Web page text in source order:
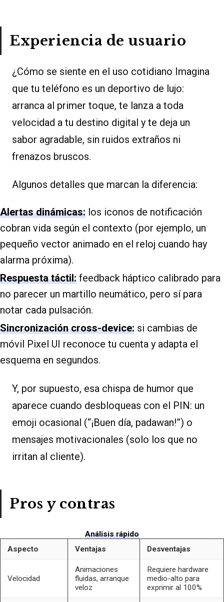
Experiencia de usuario
¿Cómo se siente en el uso cotidiano Imagina
que tu teléfono es un deportivo de lujo:
arranca al primer toque, te lanza a toda
velocidad a tu destino digital y te deja un
sabor agradable, sin ruidos extraños ni
frenazos bruscos.
Algunos detalles que marcan la diferencia:
Alertas dinámicas: los iconos de notificación
cobran vida según el contexto (por ejemplo, un
pequeño vector animado en el reloj cuando hay
alarma próxima).
Respuesta táctil: feedback háptico calibrado para
no parecer un martillo neumático, pero sí para
notar cada pulsación.
Sincronización cross-device: si cambias de
móvil Pixel UI reconoce tu cuenta y adapta el
esquema en segundos.
Y, por supuesto, esa chispa de humor que
aparece cuando desbloqueas con el PIN: un
emoji ocasional (“¡Buen día, padawan!”) o
mensajes motivacionales (solo los que no
irritan al cliente).
Pros y contras
Análisis rápido
Aspecto
Ventajas Desventajas
Velocidad
Animaciones
fluidas, arranque
veloz
Requiere hardware
medio-alto para
exprimir al 100%